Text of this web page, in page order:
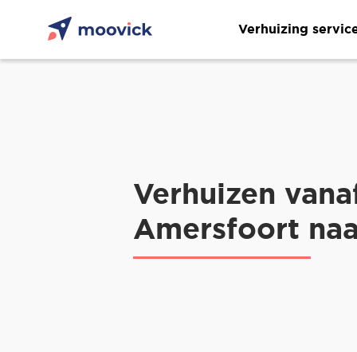
Verhuizing
Verhuizen
Amersfoort